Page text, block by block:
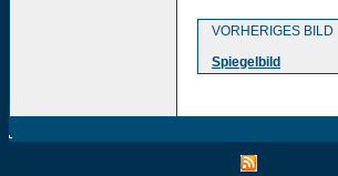
VORHERIGES BILD
Spiegelbild